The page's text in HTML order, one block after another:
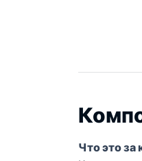
Что это за